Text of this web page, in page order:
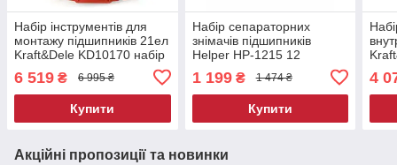
Набір інструментів для
монтажу підшипників 21ел
Kraft&Dele KD10170 набір
для знімання підшипників
6 519 ₴ 6 995 ₴
Купити
Набір сепараторних
знімачів підшипників
Helper HP-1215 12
предметів універсальний
набір знімачів для
підшипників
1 199₴ 1 474 ₴
Купити
4
Акційні пропозиції та новинки